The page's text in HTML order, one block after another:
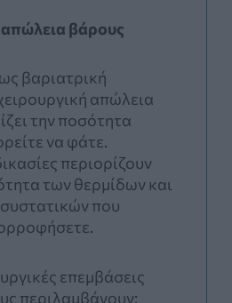
βάρους
βαριατρική
απώλεια
την ποσότητα
να φάτε.
περιορίζουν
των θερμίδων και
που
επεμβάσεις
περιλαμβάνουν: